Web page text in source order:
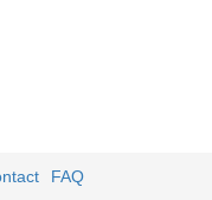
FAQ